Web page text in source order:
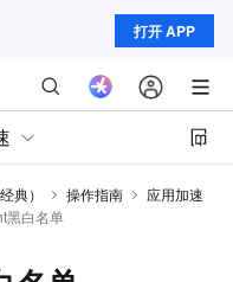
打开 APP
典） 操作指南
应用加速
黑白名单